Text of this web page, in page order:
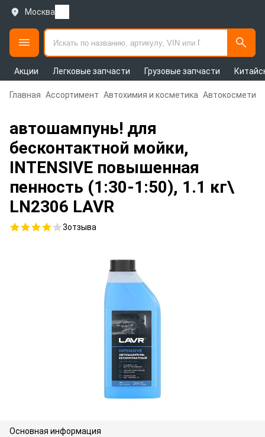
Москва
Акции Легковые запчасти Грузовые запчасти
Главная Ассортимент Автохимия и косметика Автокосметика
автошампунь! для
бесконтактной мойки,
INTENSIVE повышенная
пенность (1:30-1:50), 1.1 кг\
LN2306 LAVR
3отзыва
Основная информация